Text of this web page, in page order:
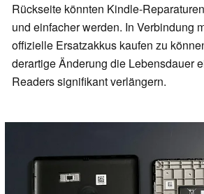
Rückseite könnten Kindle-
und einfacher werden. In Verbindung
offizielle Ersatzakkus kaufen zu
derartige Änderung die Lebensdauer
Readers signifikant verlängern.